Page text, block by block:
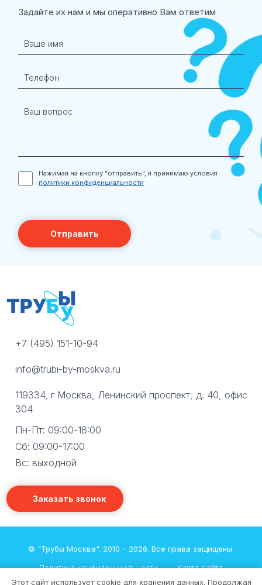
Задайте их нам и мы оперативно Вам ответим
Нажимая на кнопку "отправить", я принимаю условия
политики конфиденциальности
+7 (495) 151-10-94
info@trubi-by-moskva.ru
119334, г Москва, Ленинский проспект, д. 40, офис
304
Пн-Пт: 09:00-18:00
Сб: 09:00-17:00
Вс: выходной
Заказать звонок
© "Трубы Москва". 2010 – 2026. Все права защищены.
Политика конфиденциальности
|
Карта сайта
Этот сайт использует cookie для хранения данных. Продолжая